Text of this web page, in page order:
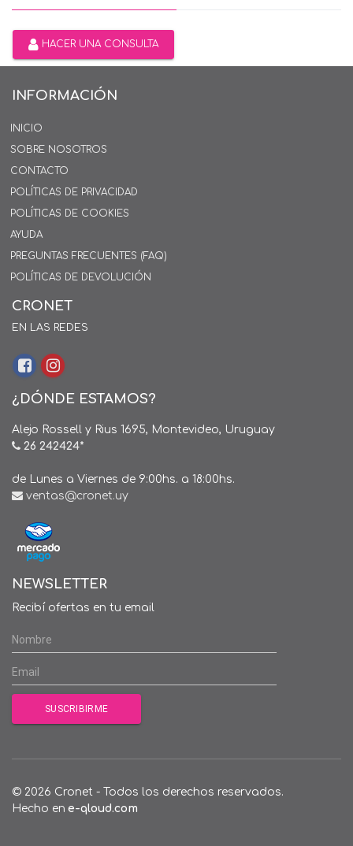
HACER UNA CONSULTA
INFORMACIÓN
INICIO
SOBRE NOSOTROS
CONTACTO
POLÍTICAS DE PRIVACIDAD
POLÍTICAS DE COOKIES
AYUDA
PREGUNTAS FRECUENTES (FAQ)
POLÍTICAS DE DEVOLUCIÓN
CRONET
EN LAS REDES
¿DÓNDE ESTAMOS?
Alejo Rossell y Rius 1695, Montevideo, Uruguay
26 242424*
de Lunes a Viernes de 9:00hs. a 18:00hs.
ventas@cronet.uy
NEWSLETTER
Recibí ofertas en tu email
© 2026 Cronet - Todos los derechos reservados.
Hecho en e-qloud.com